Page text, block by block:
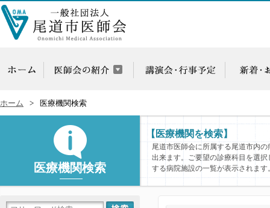
ホーム 医療機関検索
医療機関検索
【医療機関を検索】
尾道市医師会に所属する尾道市内
出来ます。ご要望の診療科目を選
する病院施設の一覧が表示されます